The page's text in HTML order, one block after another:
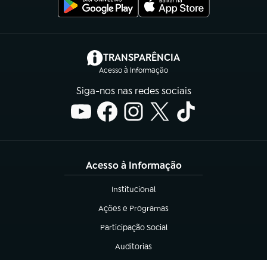
TRANSPARÊNCIA
Acesso à Informação
(abre em nova aba)
Siga-nos nas redes sociais
Acesso à Informação
Institucional
(abre em nova aba)
Ações e Programas
(abre em nova aba)
Participação Social
(abre em nova aba)
Auditorias
(abre em nova aba)